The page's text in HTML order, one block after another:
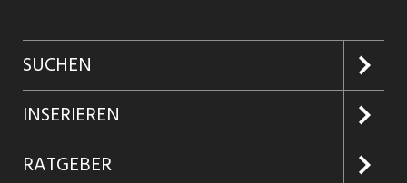
SUCHEN
Jobs suchen
Jobabo
INSERIEREN
Kundenlogin
RATGEBER